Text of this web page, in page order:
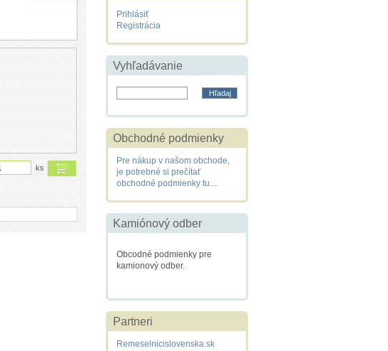
ks
Prihlásiť
Registrácia
Vyhľadávanie
Obchodné podmienky
Pre nákup v našom obchode,
je potrebné si prečítať
obchodné podmienky tu....
Kamiónový odber
Obcodné podmienky pre
kamionový odber.
Partneri
Remeselnicislovenska.sk